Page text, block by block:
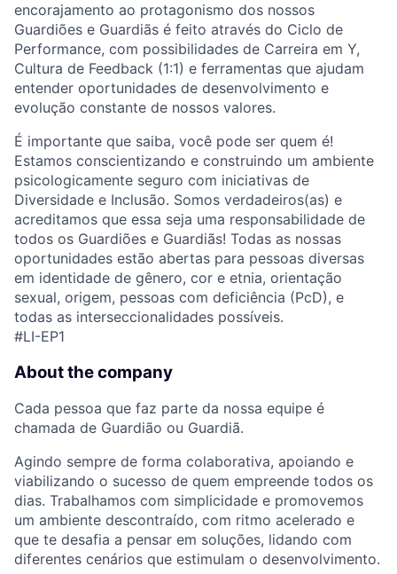
encorajamento ao protagonismo dos nossos
Guardiões e Guardiãs é feito através do Ciclo de
Performance, com possibilidades de Carreira em Y,
Cultura de Feedback (1:1) e ferramentas que ajudam
entender oportunidades de desenvolvimento e
evolução constante de nossos valores.
É importante que saiba, você pode ser quem é!
Estamos conscientizando e construindo um ambiente
psicologicamente seguro com iniciativas de
Diversidade e Inclusão. Somos verdadeiros(as) e
acreditamos que essa seja uma responsabilidade de
todos os Guardiões e Guardiãs! Todas as nossas
oportunidades estão abertas para pessoas diversas
em identidade de gênero, cor e etnia, orientação
sexual, origem, pessoas com deficiência (PcD), e
todas as interseccionalidades possíveis.
#LI-EP1
About the company
Cada pessoa que faz parte da nossa equipe é
chamada de Guardião ou Guardiã.
Agindo sempre de forma colaborativa, apoiando e
viabilizando o sucesso de quem empreende todos os
dias. Trabalhamos com simplicidade e promovemos
um ambiente descontraído, com ritmo acelerado e
que te desafia a pensar em soluções, lidando com
diferentes cenários que estimulam o desenvolvimento.